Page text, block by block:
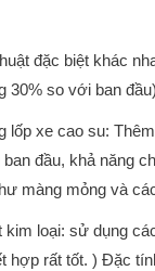
đặc biệt khác
30% so với ban
lốp xe cao su:
đầu, khả năng
màng mỏng và
loại: sử dụng
hợp rất tốt. ) Đặc